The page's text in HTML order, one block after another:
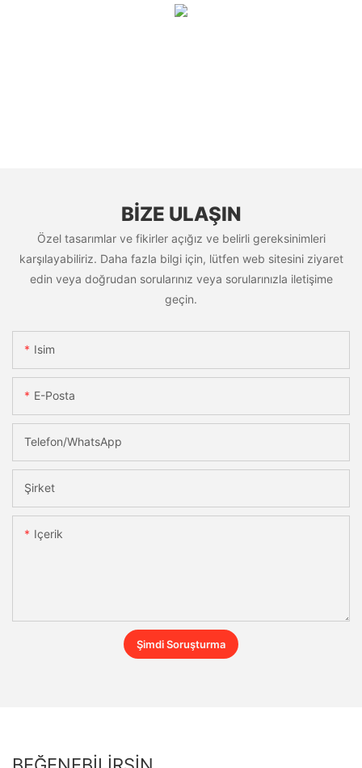
BIZE ULAŞIN
Özel tasarımlar ve fikirler açığız ve belirli gereksinimleri
karşılayabiliriz. Daha fazla bilgi için, lütfen web sitesini ziyaret
edin veya doğrudan sorularınız veya sorularınızla iletişime
geçin.
Isim
E-Posta
Telefon/WhatsApp
Şirket
Içerik
Şimdi Soruşturma